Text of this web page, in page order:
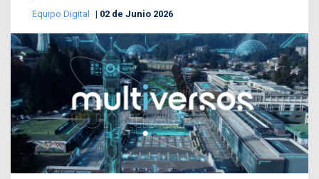
Equipo Digital 02 de Junio 2026